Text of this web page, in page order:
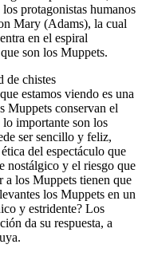
protagonistas humanos
Mary (Adams), la cual
en el espiral
son los Muppets.
de chistes
estamos viendo es una
Muppets conservan el
importante son los
ser sencillo y feliz,
del espectáculo que
nostálgico y el riesgo que
a los Muppets tienen que
los Muppets en un
y estridente? Los
da su respuesta, a